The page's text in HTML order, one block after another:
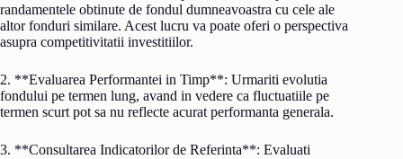
randamentele obtinute de fondul dumneavoastra cu cele ale
altor fonduri similare. Acest lucru va poate oferi o perspectiva
asupra competitivitatii investitiilor.
2. **Evaluarea Performantei in Timp**: Urmariti evolutia
fondului pe termen lung, avand in vedere ca fluctuatiile pe
termen scurt pot sa nu reflecte acurat performanta generala.
3. **Consultarea Indicatorilor de Referinta**: Evaluati